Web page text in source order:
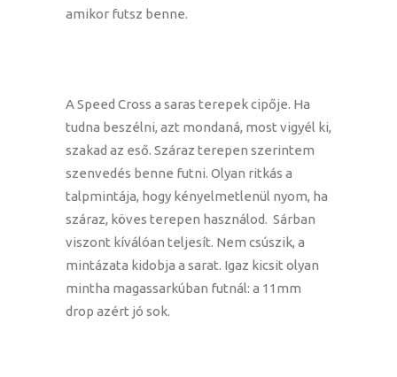
amikor futsz benne.
A Speed Cross a saras terepek cipője. Ha
tudna beszélni, azt mondaná, most vigyél ki,
szakad az eső. Száraz terepen szerintem
szenvedés benne futni. Olyan ritkás a
talpmintája, hogy kényelmetlenül nyom, ha
száraz, köves terepen használod. Sárban
viszont kíválóan teljesít. Nem csúszik, a
mintázata kidobja a sarat. Igaz kicsit olyan
mintha magassarkúban futnál: a 11mm
drop azért jó sok.